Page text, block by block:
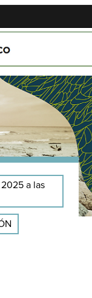
a las